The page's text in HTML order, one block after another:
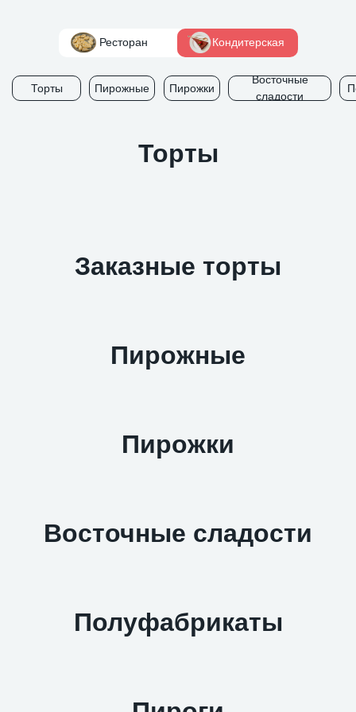
Ресторан Кондитерская
Торты Пирожные Пирожки
Восточные
сладости
Торты
Заказные торты
Пирожные
Пирожки
Восточные сладости
Полуфабрикаты